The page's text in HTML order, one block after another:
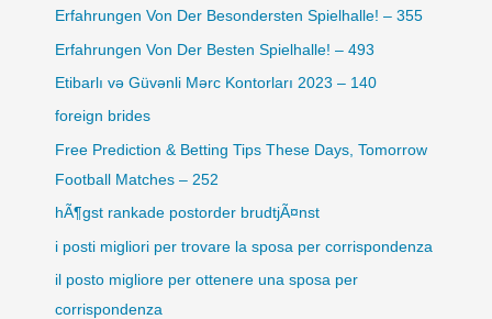
Erfahrungen Von Der Besondersten Spielhalle! – 355
Erfahrungen Von Der Besten Spielhalle! – 493
Etibarlı və Güvənli Mərc Kontorları 2023 – 140
foreign brides
Free Prediction & Betting Tips These Days, Tomorrow
Football Matches – 252
hÃ¶gst rankade postorder brudtjÃ¤nst
i posti migliori per trovare la sposa per corrispondenza
il posto migliore per ottenere una sposa per
corrispondenza